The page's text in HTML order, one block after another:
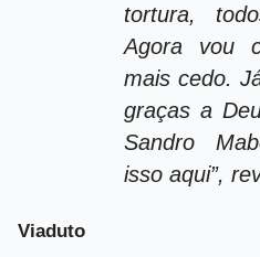
tortura,
Agora vou
mais cedo.
graças a
Sandro
isso aqui”,
Viaduto